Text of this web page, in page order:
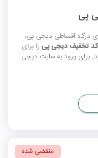
درگاه اقساطی دیجی پی،
کد تخفیف دیجی پی را برای
اعمال کنید. برای ورود به سایت دیجی
منقضی شده